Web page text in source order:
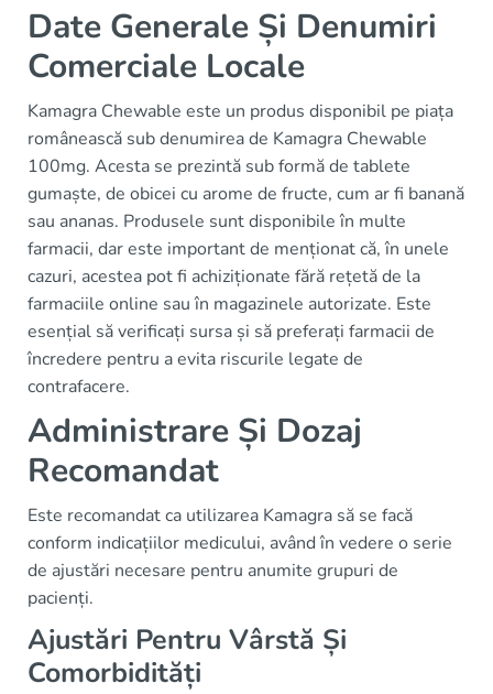
Date Generale Și Denumiri
Comerciale Locale
Kamagra Chewable este un produs disponibil pe piața
românească sub denumirea de Kamagra Chewable
100mg. Acesta se prezintă sub formă de tablete
gumaște, de obicei cu arome de fructe, cum ar fi banană
sau ananas. Produsele sunt disponibile în multe
farmacii, dar este important de menționat că, în unele
cazuri, acestea pot fi achiziționate fără rețetă de la
farmaciile online sau în magazinele autorizate. Este
esențial să verificați sursa și să preferați farmacii de
încredere pentru a evita riscurile legate de
contrafacere.
Administrare Și Dozaj
Recomandat
Este recomandat ca utilizarea Kamagra să se facă
conform indicațiilor medicului, având în vedere o serie
de ajustări necesare pentru anumite grupuri de
pacienți.
Ajustări Pentru Vârstă Și
Comorbidități